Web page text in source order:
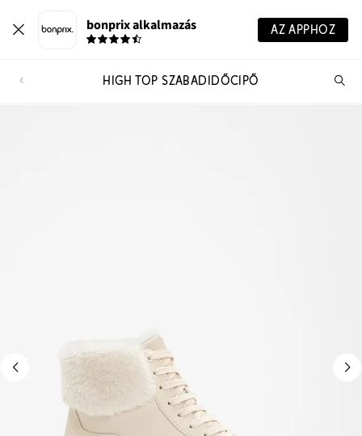
bonprix alkalmazás AZ APPHOZ
HIGH TOP SZABADIDŐCIPŐ